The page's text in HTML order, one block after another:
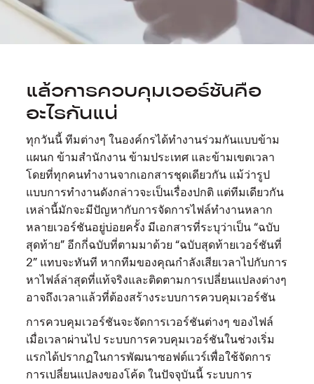
แล้วการควบคุมเวอร์ชันคือ
อะไรกันแน่
ทุกวันนี้ ทีมต่างๆ ในองค์กรได้ทำงานร่วมกันแบบข้าม
แผนก ข้ามสำนักงาน ข้ามประเทศ และข้ามเขตเวลา
โดยที่ทุกคนทำงานจากเอกสารชุดเดียวกัน แม้ว่ารูป
แบบการทำงานดังกล่าวจะเป็นเรื่องปกติ แต่ทีมเดียวกัน
เหล่านี้มักจะมีปัญหากับการจัดการไฟล์ทำงานหลาก
หลายเวอร์ชันอยู่บ่อยครั้ง มีเอกสารที่ระบุว่าเป็น “ฉบับ
สุดท้าย” อีกกี่ฉบับที่ตามมาด้วย “ฉบับสุดท้ายเวอร์ชันที่
2” แทบจะทันที หากทีมของคุณกำลังเสียเวลาไปกับการ
หาไฟล์ล่าสุดที่แท้จริงและติดตามการเปลี่ยนแปลงต่างๆ
อาจถึงเวลาแล้วที่ต้องสร้างระบบการควบคุมเวอร์ชัน
การควบคุมเวอร์ชันจะจัดการเวอร์ชันต่างๆ ของไฟล์
เมื่อเวลาผ่านไป ระบบการควบคุมเวอร์ชันในช่วงเริ่ม
แรกได้ปรากฏในการพัฒนาซอฟต์แวร์เพื่อใช้จัดการ
การเปลี่ยนแปลงของโค้ด ในปัจจุบันนี้ ระบบการ